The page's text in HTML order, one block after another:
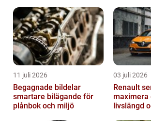
Denna artikel kommer att ge en g...
11 juli 2026
Begagnade bildelar
smartare bilägande för
plånbok och miljö
03 juli 2026
Renault
maximera
livslängd